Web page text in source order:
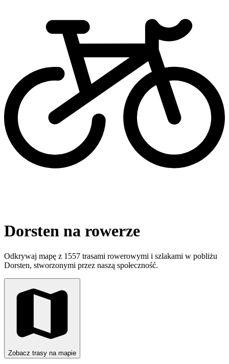
Dorsten na rowerze
Odkrywaj mapę z 1557 trasami rowerowymi i szlakami w pobliżu
Dorsten, stworzonymi przez naszą społeczność.
Zobacz trasy na mapie